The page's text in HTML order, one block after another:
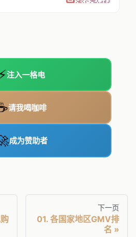
⚡注入一格电
请我喝咖啡
成为赞助者
下一页
01. 各国家地区GMV排
名